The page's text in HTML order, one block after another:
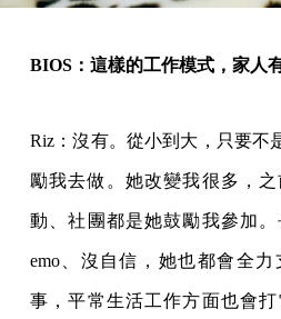
BIOS：這樣的工作模式，家人
Riz：沒有。從小到大，只要不
勵我去做。她改變我很多，
動、社團都是她鼓勵我參加
emo、沒自信，她也都會全
事，平常生活工作方面也會